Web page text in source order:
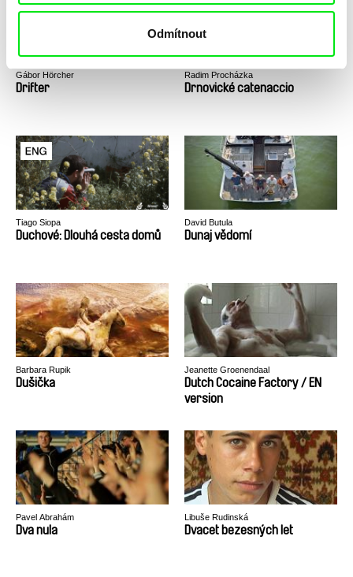
Odmítnout
Gábor Hörcher
Drifter
Radim Procházka
Drnovické catenaccio
Tiago Siopa
Duchové: Dlouhá cesta domů
David Butula
Dunaj vědomí
Barbara Rupik
Dušička
Jeanette Groenendaal
Dutch Cocaine Factory / EN
version
Pavel Abrahám
Dva nula
Libuše Rudinská
Dvacet bezesných let